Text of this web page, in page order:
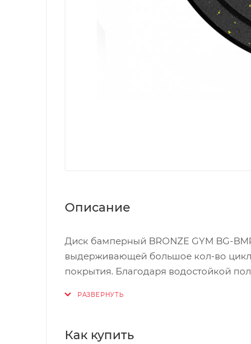
Описание
Диск бамперный BRONZE GYM BG-
выдерживающей большое кол-во
покрытия. Благодаря водостойкой
механических повреждений.
Как купить